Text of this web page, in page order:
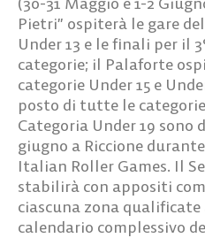
Pietri” ospiterà le gare
Under 13 e le finali per il
categorie; il Palaforte
categorie Under 15 e
posto di tutte le
Categoria Under 19 sono
giugno a Riccione
Italian Roller Games. Il
stabilirà con appositi
ciascuna zona
calendario complessivo